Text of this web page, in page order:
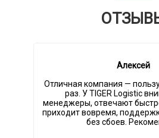
Алексей
Отличная компания —
раз. У TIGER Logistic
менеджеры, отвечают
приходит вовремя,
без сбоев.